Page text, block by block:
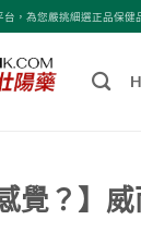
，為您嚴挑細選正品保健
覺？】